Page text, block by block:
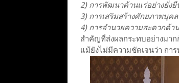
2) การพัฒนาด้านแร่อย่างยั่งยื
3) การเสริมสร้างศักยภาพบุ
4) การอำนวยความสะดวกด้
สำคัญที่ส่งผลกระทบอย่างมา
แม้ยังไม่มีความชัดเจนว่า การ